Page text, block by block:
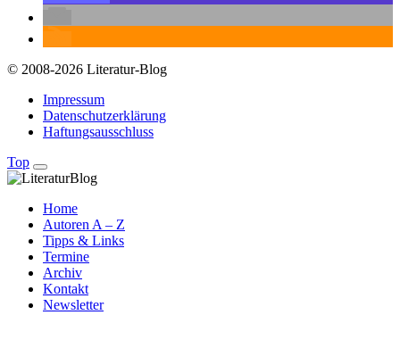
© 2008-2026 Literatur-Blog
Impressum
Datenschutzerklärung
Haftungsausschluss
Top
Home
Autoren A – Z
Tipps & Links
Termine
Archiv
Kontakt
Newsletter